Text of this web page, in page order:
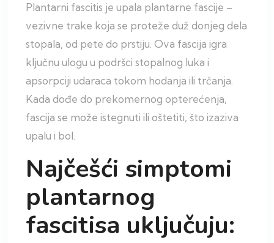
Plantarni fascitis je upala plantarne fascije –
vezivne trake koja se proteže duž donjeg dela
stopala, od pete do prstiju. Ova fascija igra
ključnu ulogu u podršci stopalnog luka i
apsorpciji udaraca tokom hodanja ili trčanja.
Kada dođe do prekomernog opterećenja,
fascija se može istegnuti ili oštetiti, što izaziva
upalu i bol.
Najčešći simptomi
plantarnog
fascitisa uključuju: